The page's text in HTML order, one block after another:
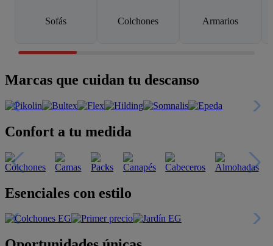
Sofás Colchones Armarios
Marcas que cuidan tu descanso
Confort a tu medida
Esenciales con estilo